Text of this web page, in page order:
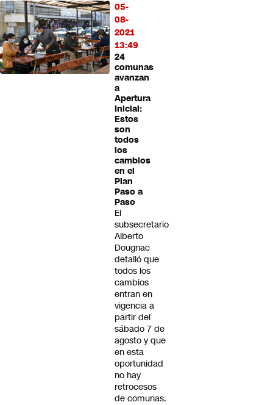
05-
08-
2021
13:49
24
comunas
avanzan
a
Apertura
Inicial:
Estos
son
todos
los
cambios
en el
Plan
Paso a
Paso
El
subsecretario
Alberto
Dougnac
detalló que
todos los
cambios
entran en
vigencia a
partir del
sábado 7 de
agosto y que
en esta
oportunidad
no hay
retrocesos
de comunas.